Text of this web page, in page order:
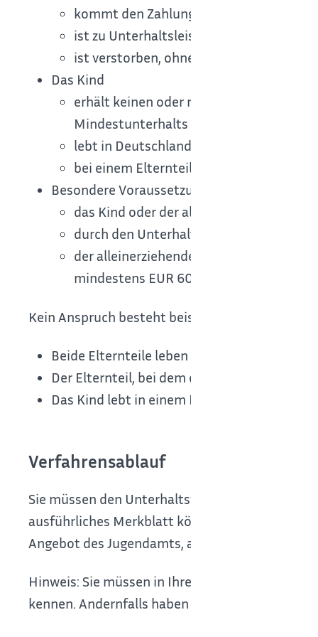
kommt den Zahlungsverpflichtungen
ist zu Unterhaltsleistungen ganz oder
ist verstorben, ohne einen Anspruch
Das Kind
erhält keinen oder nur unregelmäßigen
Mindestunterhalts liegen,
lebt in Deutschland
bei einem Elternteil, der ledig,
Besondere Voraussetzungen gelten für
das Kind oder der alleinerziehende
durch den Unterhaltsvorschussbezug
der alleinerziehende Elternteil zwar
mindestens EUR 600,00 brutto erzielt.
Kein Anspruch besteht beispielsweise in
Beide Elternteile leben zusammen in einem
Der Elternteil, bei dem das Kind lebt,
Das Kind lebt in einem Heim oder in
Verfahrensablauf
Sie müssen den Unterhaltsvorschuss
ausführliches Merkblatt können Sie dort
Angebot des Jugendamts, auch im Internet.
Hinweis: Sie müssen in Ihrem Antrag Namen
kennen. Andernfalls haben Sie keinen